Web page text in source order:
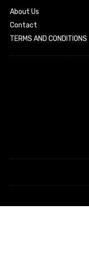
About Us
Contact
TERMS AND CONDITIONS